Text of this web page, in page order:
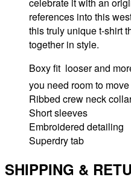
references into this
this truly unique t-shirt
together in style.
Boxy fit  looser and
you need room to move
Ribbed crew neck
Short sleeves
Embroidered detailing
Superdry tab
SHIPPING &